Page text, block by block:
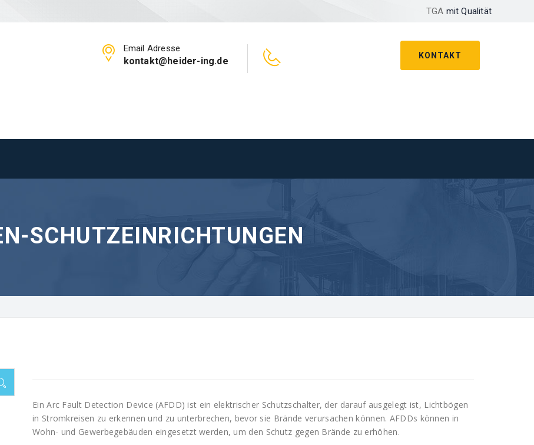
TGA mit Qualität
KONTAKT
Email Adresse
kontakt@heider-ing.de
SCHUTZEINRICHTUNGEN
Ein Arc Fault Detection Device (AFDD) ist ein elektrischer Schutzschalter, der darauf ausgelegt ist, Lichtbögen
in Stromkreisen zu erkennen und zu unterbrechen, bevor sie Brände verursachen können. AFDDs können in
Wohn- und Gewerbegebäuden eingesetzt werden, um den Schutz gegen Brände zu erhöhen.